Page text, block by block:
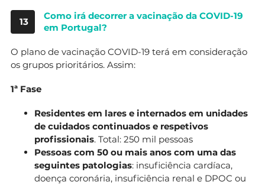
13
Como irá decorrer a vacinação da COVID-19
em Portugal?
O plano de vacinação COVID-19 terá em consideração
os grupos prioritários. Assim:
1ª Fase
Residentes em lares e internados em unidades
de cuidados continuados e respetivos
profissionais. Total: 250 mil pessoas
Pessoas com 50 ou mais anos com uma das
seguintes patologias: insuficiência cardíaca,
doença coronária, insuficiência renal e DPOC ou